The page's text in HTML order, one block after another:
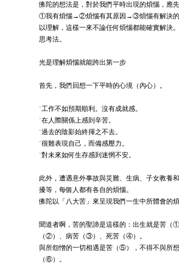
佛陀的想法是，對於我們平時出現的煩惱，應
①我有煩惱→②煩惱有其原因→③煩惱有解決的
以理解，這樣一來不論任何煩惱都能確實解決
思考法。
光是理解煩惱就能跨出第一步
首先，我們回想一下平時的心境（內心）。
˙工作不如預期順利。沒有成就感。
˙在人際關係上感到辛苦。
˙過去的陰影始終揮之不去。
˙很難表現自己，而備感壓力。
˙對未來如何生存感到迷惘不安。
此外，遭遇意外事故與災難、生病、子女教養
擾等，每個人都有各自的煩惱。
佛陀以「八大苦」來呈現我們一生中所體會的煩
聞道者啊，苦的聖諦是這樣的：出生就是苦（
（②）、病苦（③）、死苦（④）。
與所怨憎的一切相遇是苦（⑤），不得不與所
（⑥）。